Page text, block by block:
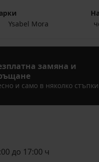
Ysabel Mora
замяна и
и само в няколко стъпки
до 17:00 ч